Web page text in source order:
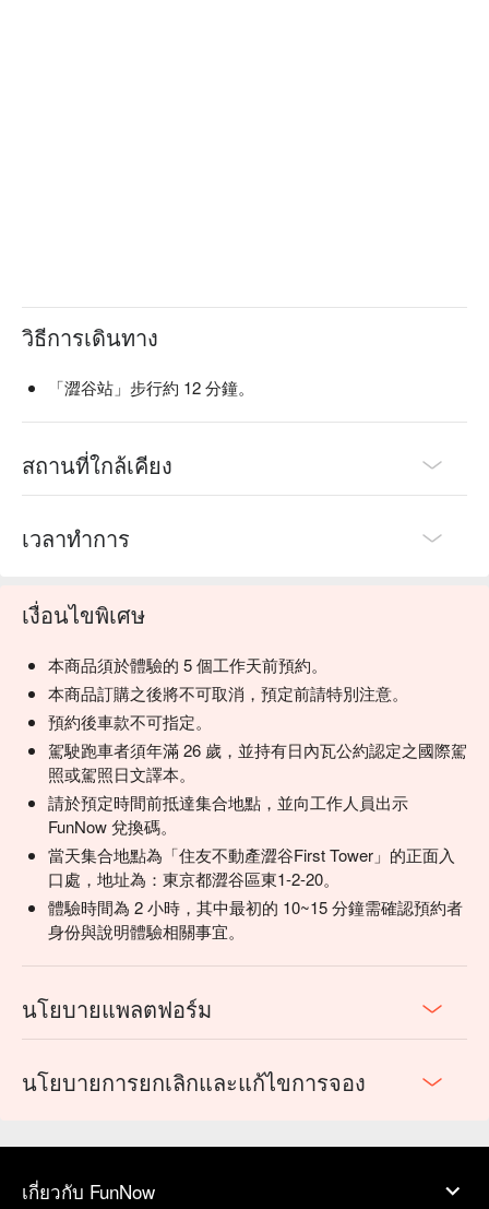
วิธีการเดินทาง
「澀谷站」步行約 12 分鐘。
สถานที่ใกล้เคียง
เวลาทำการ
เงื่อนไขพิเศษ
本商品須於體驗的 5 個工作天前預約。
本商品訂購之後將不可取消，預定前請特別注意。
預約後車款不可指定。
駕駛跑車者須年滿 26 歲，並持有日內瓦公約認定之國際駕
照或駕照日文譯本。
請於預定時間前抵達集合地點，並向工作人員出示
FunNow 兌換碼。
當天集合地點為「住友不動產澀谷First Tower」的正面入
口處，地址為：東京都澀谷區東1-2-20。
體驗時間為 2 小時，其中最初的 10~15 分鐘需確認預約者
身份與說明體驗相關事宜。
นโยบายแพลตฟอร์ม
นโยบายการยกเลิกและแก้ไขการจอง
เกี่ยวกับ FunNow